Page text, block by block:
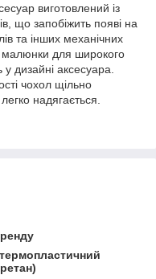
виготовлений із
що запобіжить появі на
та інших механічних
малюнки для широкого
дизайні аксесуара.
чохол щільно
надягається.